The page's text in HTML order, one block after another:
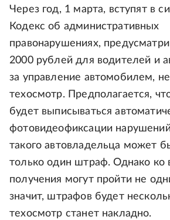
Через год, 1 марта, вступят в
Кодекс об административных
правонарушениях,
2000 рублей для водителей и
за управление автомобилем,
техосмотр. Предполагается,
будет выписываться
фотовидеофиксации
такого автовладельца может
только один штраф. Однако ко
получения могут пройти не
значит, штрафов будет
техосмотр станет накладно.